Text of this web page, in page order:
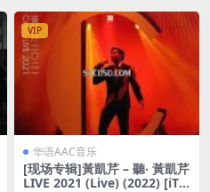
VIP
华语AAC音乐
[现场专辑]黃凱芹 – 聽‧ 黃凱芹
LIVE 2021 (Live) (2022) [iTu